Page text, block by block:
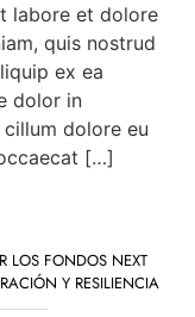
labore et dolore
quis nostrud
ex ea
dolor in
dolore eu
[…]
LOS FONDOS NEXT
Y RESILIENCIA